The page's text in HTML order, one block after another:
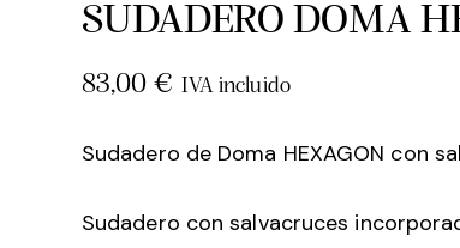
SUDADERO DOMA
83,00 € IVA incluido
Sudadero de Doma HEXAGON con
Sudadero con salvacruces